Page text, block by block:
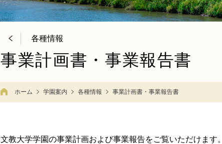
各種情報
事業計画書・事業報告書
ホーム 学園案内 各種情報 事業計画書・事業報告書
文教大学学園の事業計画および事業報告をご覧いただけます。